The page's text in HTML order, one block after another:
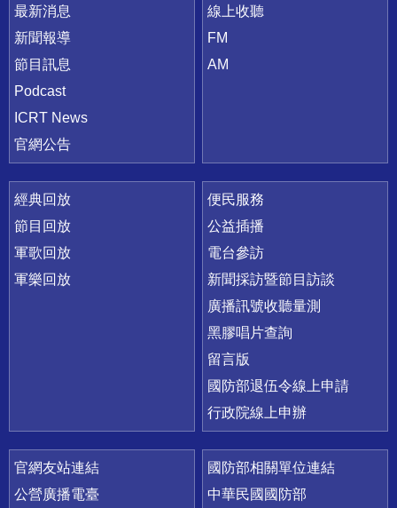
最新消息
新聞報導
節目訊息
Podcast
ICRT News
官網公告
線上收聽
FM
AM
經典回放
節目回放
軍歌回放
軍樂回放
便民服務
公益插播
電台參訪
新聞採訪暨節目訪談
廣播訊號收聽量測
黑膠唱片查詢
留言版
國防部退伍令線上申請
行政院線上申辦
官網友站連結
公營廣播電臺
國防部相關單位連結
中華民國國防部